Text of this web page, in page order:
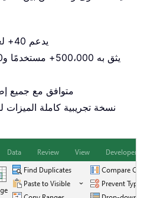
🌍 يدعم 40+ لغات واجهة المستخدم
🚀 متوافق مع جميع